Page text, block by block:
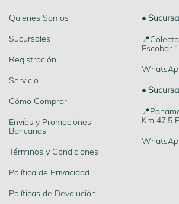
Quienes Somos
Sucursales
Registración
Servicio
Cómo Comprar
Envíos y Promociones
Bancarias
Términos y Condiciones
Política de Privacidad
Políticas de Devolución
•
Escobar
•
Km 47,5